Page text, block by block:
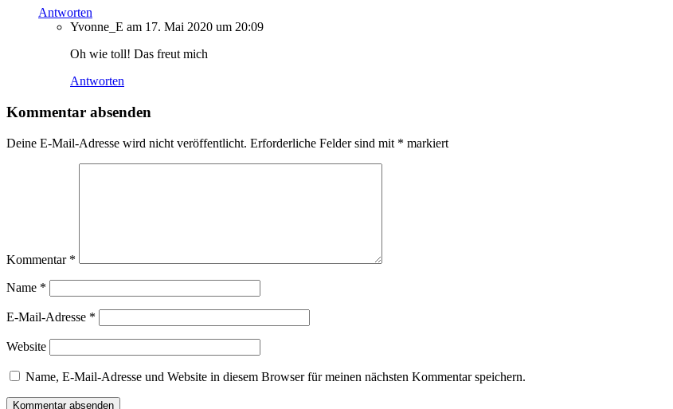
Antworten
Yvonne_E am 17. Mai 2020 um 20:09
Oh wie toll! Das freut mich
Antworten
Kommentar absenden
Deine E-Mail-Adresse wird nicht veröffentlicht. Erforderliche Felder sind mit * markiert
Kommentar *
Name *
E-Mail-Adresse *
Website
Name, E-Mail-Adresse und Website in diesem Browser für meinen nächsten Kommentar speichern.